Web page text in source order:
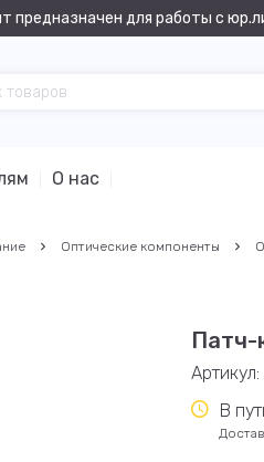
предназначен для работы с
О нас
Оптические компоненты
Патч-
Артикул:
В